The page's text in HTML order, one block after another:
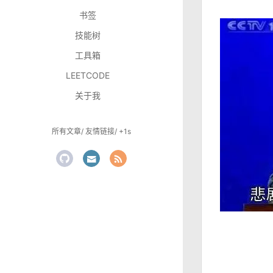
书签
技能树
工具箱
LEETCODE
关于我
所有文章 友情链接 +1s